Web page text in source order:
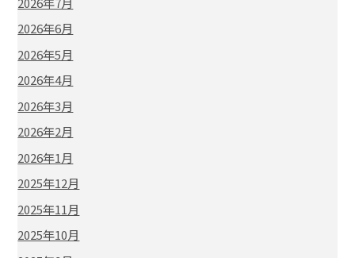
2026年6月
2026年5月
2026年4月
2026年3月
2026年2月
2026年1月
2025年12月
2025年11月
2025年10月